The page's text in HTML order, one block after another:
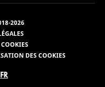
2026
DES COOKIES
FR